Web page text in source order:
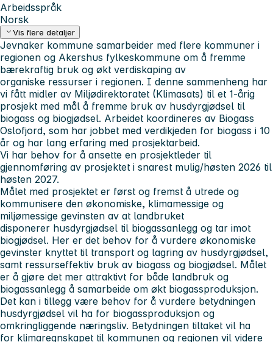
Arbeidsspråk
Norsk
Vis flere detaljer
Jevnaker kommune samarbeider med flere kommuner i
regionen og Akershus fylkeskommune om å fremme
bærekraftig bruk og økt verdiskaping av
organiske ressurser i regionen. I denne sammenheng har
vi fått midler av Miljødirektoratet (Klimasats) til et 1-årig
prosjekt med mål å fremme bruk av husdyrgjødsel til
biogass og biogjødsel. Arbeidet koordineres av Biogass
Oslofjord, som har jobbet med verdikjeden for biogass i 10
år og har lang erfaring med prosjektarbeid.
Vi har behov for å ansette en prosjektleder til
gjennomføring av prosjektet i snarest mulig/høsten 2026 til
høsten 2027.
Målet med prosjektet er først og fremst å utrede og
kommunisere den økonomiske, klimamessige og
miljømessige gevinsten av at landbruket
disponerer husdyrgjødsel til biogassanlegg og tar imot
biogjødsel. Her er det behov for å vurdere økonomiske
gevinster knyttet til transport og lagring av husdyrgjødsel,
samt ressurseffektiv bruk av biogass og biogjødsel. Målet
er å gjøre det mer attraktivt for både landbruk og
biogassanlegg å samarbeide om økt biogassproduksjon.
Det kan i tillegg være behov for å vurdere betydningen
husdyrgjødsel vil ha for biogassproduksjon og
omkringliggende næringsliv. Betydningen tiltaket vil ha
for klimaregnskapet til kommunen og regionen vil videre